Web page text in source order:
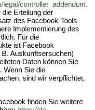
controller_addendum.
Erteilung der
des Facebook-Tools
Implementierung des
Für die
ist Facebook
Auskunftsersuchen)
Daten können Sie
Wenn Sie die
sind wir verpflichtet,
finden Sie weitere